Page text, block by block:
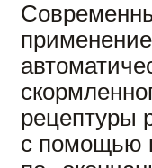
рецептуры
с помощью